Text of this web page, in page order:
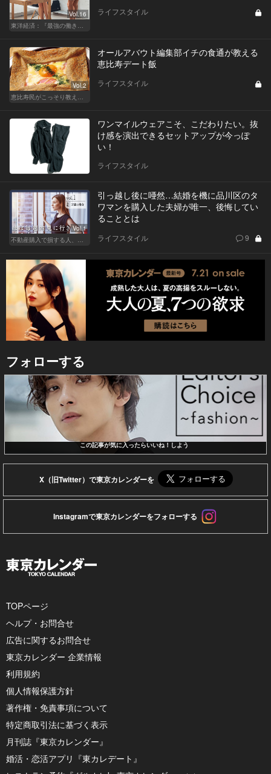
Vol.16
東洋経済：『最強の働き方』『一流の育て方』
ライフスタイル
Vol.2
恵比寿民がこっそり教える、 “俺の恵比寿”
オールアバウト編集部イチの食通が教える
恵比寿デート飯
ライフスタイル
ワンマイルウェアこそ、こだわりたい。抜
け感を演出できるセットアップが今っぽ
い！
ライフスタイル
Vol.1
引っ越し後に唖然…結婚を機に品川区のタ
ワマンを購入した夫婦が唯一、後悔してい
ることとは
ライフスタイル 9
フォローする
この記事が気に入ったらいいね！しよう
X（旧Twitter）で東京カレンダーを
Instagramで東京カレンダーをフォローする
TOPページ
ヘルプ・お問合せ
広告に関するお問合せ
東京カレンダー 企業情報
利用規約
個人情報保護方針
著作権・免責事項について
特定商取引法に基づく表示
月刊誌『東京カレンダー』
婚活・恋活アプリ『東カレデート』